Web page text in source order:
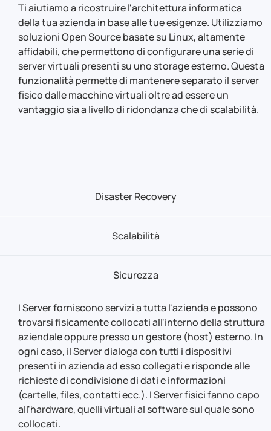
Ti aiutiamo a ricostruire l'architettura informatica
della tua azienda in base alle tue esigenze. Utilizziamo
soluzioni Open Source basate su Linux, altamente
affidabili, che permettono di configurare una serie di
server virtuali presenti su uno storage esterno. Questa
funzionalità permette di mantenere separato il server
fisico dalle macchine virtuali oltre ad essere un
vantaggio sia a livello di ridondanza che di scalabilità.
Disaster Recovery
Scalabilità
Sicurezza
I Server forniscono servizi a tutta l'azienda e possono
trovarsi fisicamente collocati all'interno della struttura
aziendale oppure presso un gestore (host) esterno. In
ogni caso, il Server dialoga con tutti i dispositivi
presenti in azienda ad esso collegati e risponde alle
richieste di condivisione di dati e informazioni
(cartelle, files, contatti ecc.). I Server fisici fanno capo
all'hardware, quelli virtuali al software sul quale sono
collocati.